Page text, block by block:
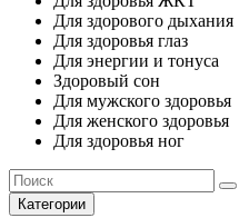
Для здорового дыхания
Для здоровья глаз
Для энергии и тонуса
Здоровый сон
Для мужского здоровья
Для женского здоровья
Для здоровья ног
Категории